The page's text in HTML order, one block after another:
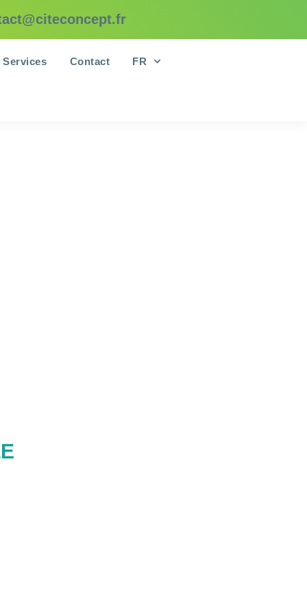
Services Contact FR